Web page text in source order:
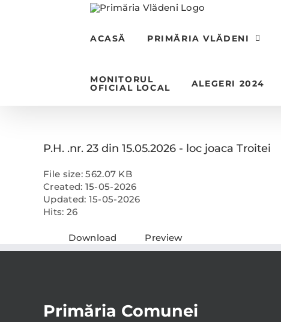
ACASĂ PRIMĂRIA VLĂDENI
MONITORUL
OFICIAL LOCAL ALEGERI 2024
P.H. .nr. 23 din 15.05.2026 - loc joaca Troitei
File size: 562.07 KB
Created: 15-05-2026
Updated: 15-05-2026
Hits: 26
Download Preview
Primăria Comunei